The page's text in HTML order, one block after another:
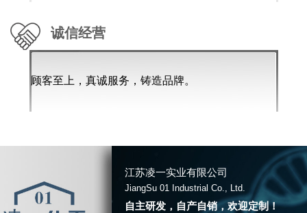
诚信经营
顾客至上，真诚服务，铸造品牌。
江苏凌一实业有限公司
JiangSu 01 Industrial Co., Ltd.
自主研发，自产自销，欢迎定制！